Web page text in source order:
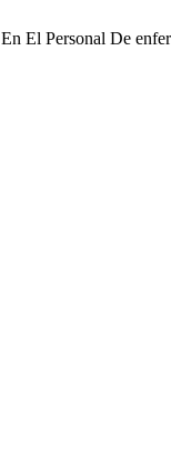
El Personal De